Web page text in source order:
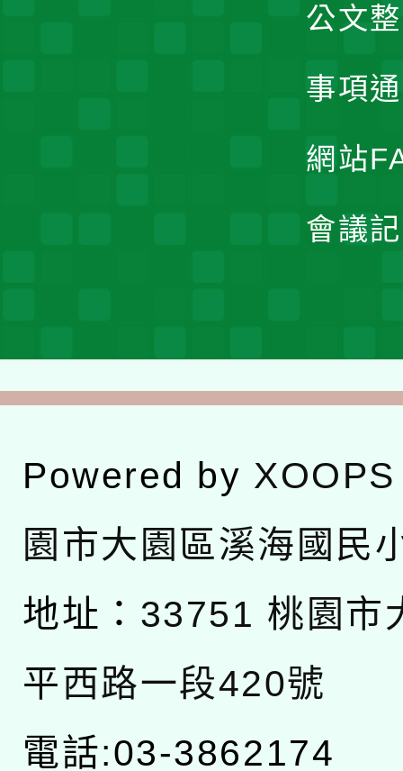
公文
事項
網站
會議
Powered by XOOPS
園市大園區溪海國民
地址： 33751 桃園市
平西路一段420號
電話:03-3862174